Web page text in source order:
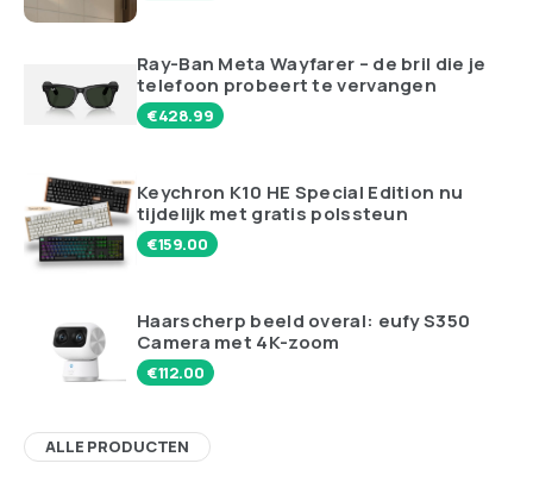
Ray-Ban Meta Wayfarer – de bril die je
telefoon probeert te vervangen
€428.99
Keychron K10 HE Special Edition nu
tijdelijk met gratis polssteun
€159.00
Haarscherp beeld overal: eufy S350
Camera met 4K-zoom
€112.00
ALLE PRODUCTEN